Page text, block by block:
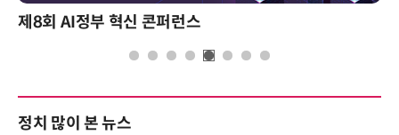
제8회 AI정부 혁신 콘퍼런스
정치 많이 본 뉴스